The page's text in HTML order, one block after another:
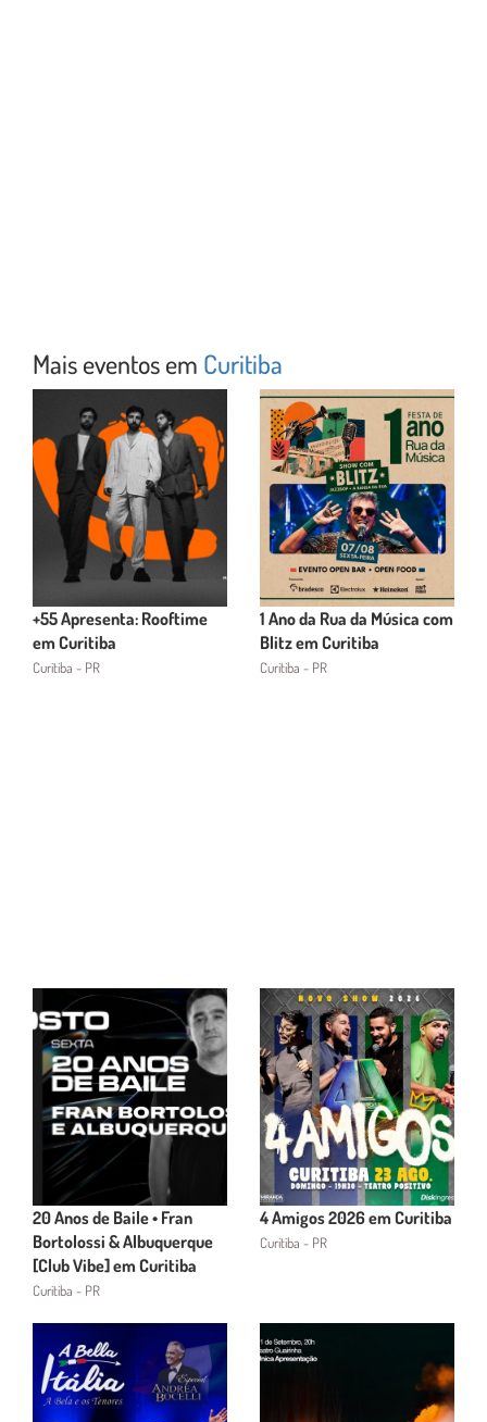
Mais eventos em Curitiba
+55 Apresenta: Rooftime
em Curitiba
Curitiba - PR
1 Ano da Rua da Música com
Blitz em Curitiba
Curitiba - PR
20 Anos de Baile • Fran
Bortolossi & Albuquerque
[Club Vibe] em Curitiba
Curitiba - PR
4 Amigos 2026 em Curitiba
Curitiba - PR